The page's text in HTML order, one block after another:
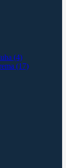
(4)
(17)